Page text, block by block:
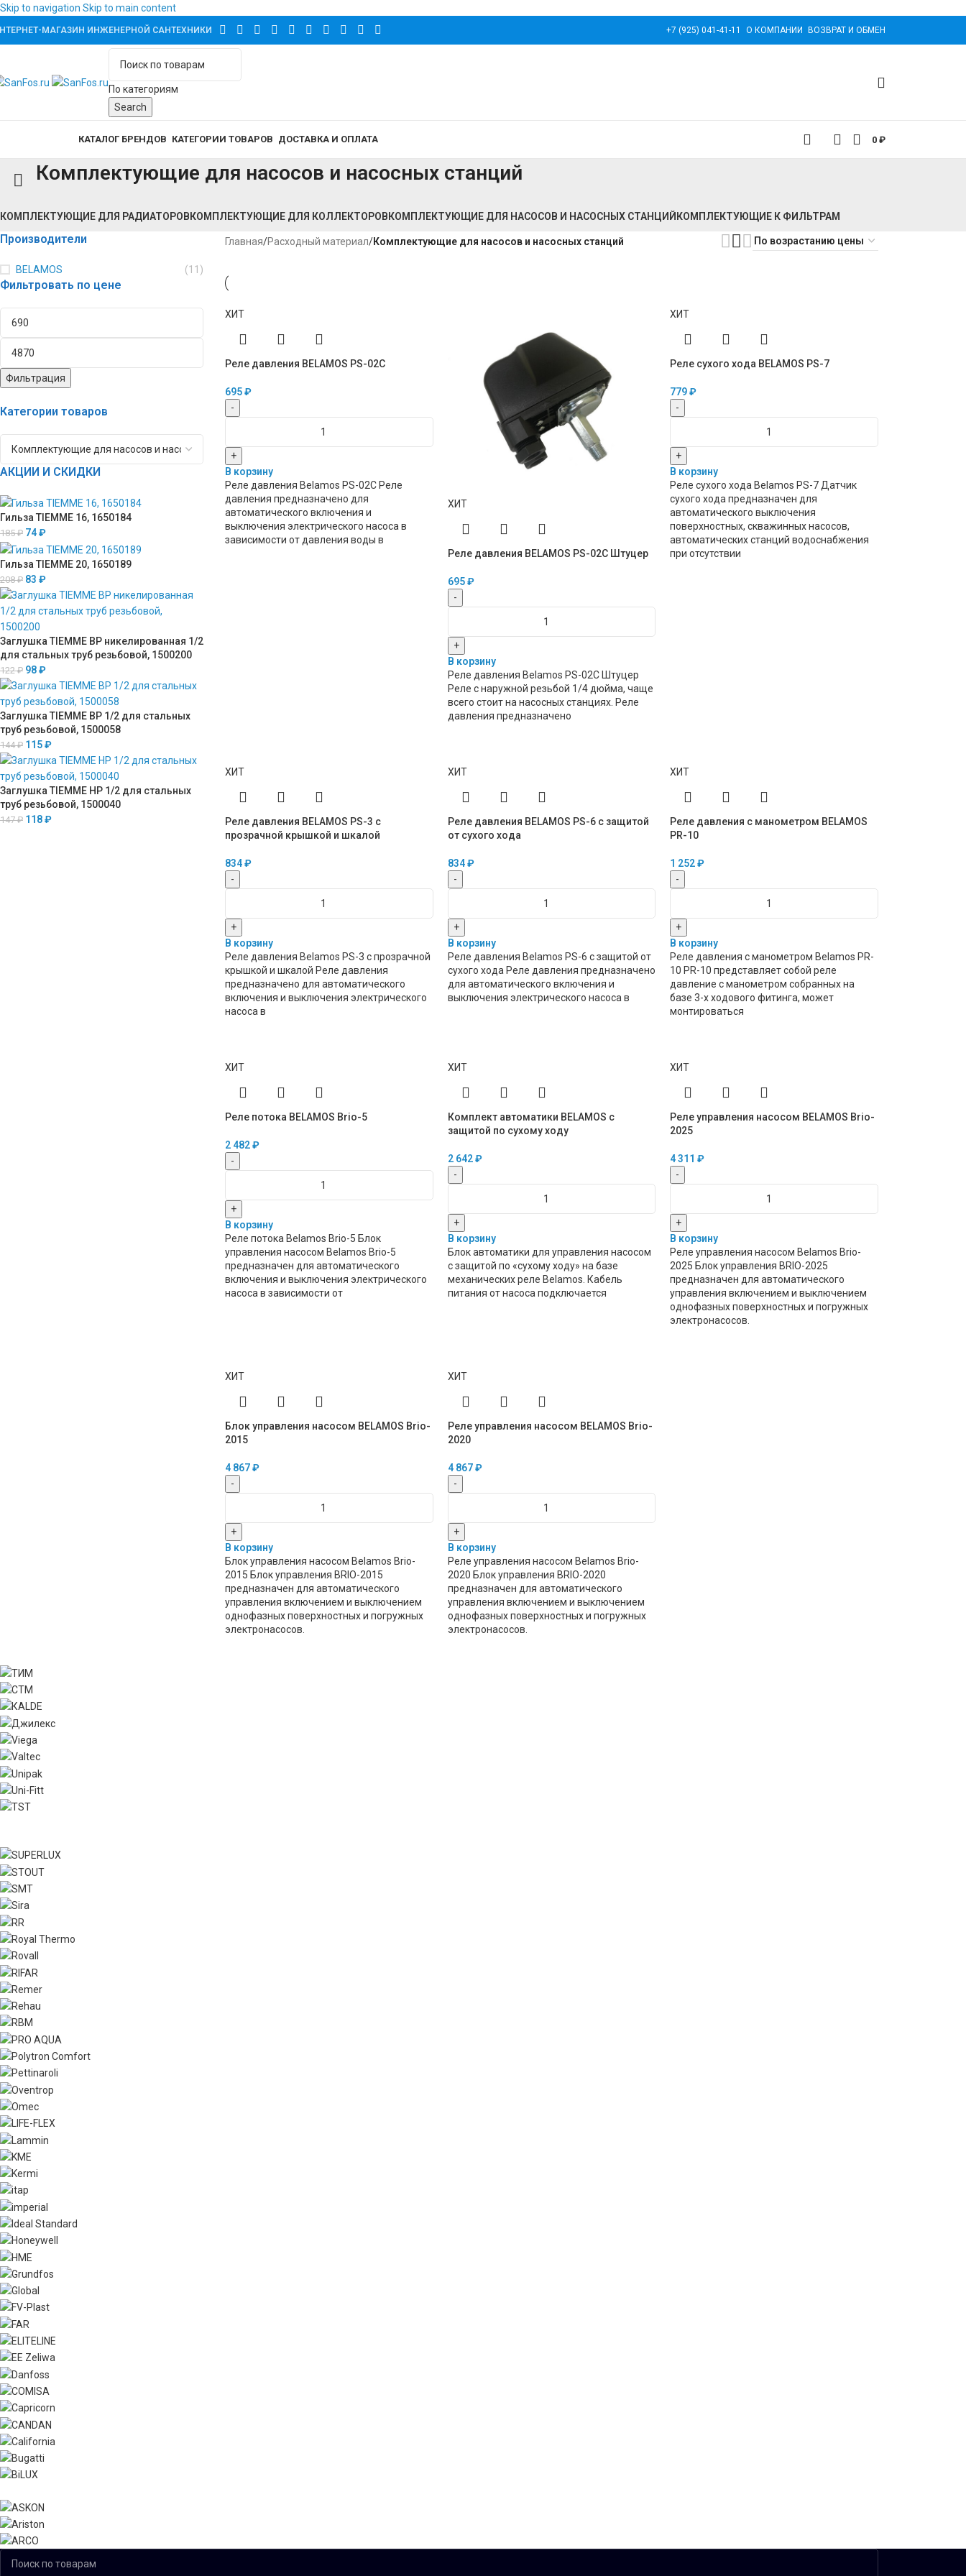
Skip to navigation Skip to main content
МАГАЗИН ИНЖЕНЕРНОЙ САНТЕХНИКИ +7 (925) 041-41-11 О КОМПАНИИ ВОЗВРАТ И ОБМЕН
По категориям
Search
КАТАЛОГ БРЕНДОВ КАТЕГОРИИ ТОВАРОВ ДОСТАВКА И ОПЛАТА 0 ₽
Комплектующие для насосов и насосных станций
КОМПЛЕКТУЮЩИЕ ДЛЯ РАДИАТОРОВКОМПЛЕКТУЮЩИЕ ДЛЯ КОЛЛЕКТОРОВКОМПЛЕКТУЮЩИЕ ДЛЯ НАСОСОВ И НАСОСНЫХ СТАНЦИЙКОМПЛЕКТУЮЩИЕ К ФИЛЬТРАМ
Производители
BELAMOS (11)
Фильтровать по цене
Фильтрация
Категории товаров
АКЦИИ И СКИДКИ
Гильза TIEMME 16, 1650184
185₽ 74₽
Гильза TIEMME 20, 1650189
208₽ 83 ₽
Заглушка TIEMME ВР никелированная 1/2
для стальных труб резьбовой, 1500200
122₽ 98₽
Заглушка TIEMME ВР 1/2 для стальных
труб резьбовой, 1500058
144₽ 115₽
Заглушка TIEMME НР 1/2 для стальных
труб резьбовой, 1500040
147₽ 118₽
Главная/Расходный материал/Комплектующие для насосов и насосных станций
ХИТ
Реле давления BELAMOS PS-02C
695₽
-
+
В корзину
Реле давления Belamos PS-02C Реле
давления предназначено для
автоматического включения и
выключения электрического насоса в
зависимости от давления воды в
ХИТ
Реле давления BELAMOS PS-02C Штуцер
695₽
-
+
В корзину
Реле давления Belamos PS-02C Штуцер
Реле с наружной резьбой 1/4 дюйма, чаще
всего стоит на насосных станциях. Реле
давления предназначено
ХИТ
Реле сухого хода BELAMOS PS-7
779₽
-
+
В корзину
Реле сухого хода Belamos PS-7 Датчик
сухого хода предназначен для
автоматического выключения
поверхностных, скважинных насосов,
автоматических станций водоснабжения
при отсутствии
ХИТ
Реле давления BELAMOS PS-3 с
прозрачной крышкой и шкалой
834₽
-
+
В корзину
Реле давления Belamos PS-3 с прозрачной
крышкой и шкалой Реле давления
предназначено для автоматического
включения и выключения электрического
насоса в
ХИТ
Реле давления BELAMOS PS-6 с защитой
от сухого хода
834₽
-
+
В корзину
Реле давления Belamos PS-6 с защитой от
сухого хода Реле давления предназначено
для автоматического включения и
выключения электрического насоса в
ХИТ
Реле давления с манометром BELAMOS
PR-10
1 252₽
-
+
В корзину
Реле давления с манометром Belamos PR-
10 PR-10 представляет собой реле
давление с манометром собранных на
базе 3-х ходового фитинга, может
монтироваться
ХИТ
Реле потока BELAMOS Brio-5
2 482₽
-
+
В корзину
Реле потока Belamos Brio-5 Блок
управления насосом Belamos Brio-5
предназначен для автоматического
включения и выключения электрического
насоса в зависимости от
ХИТ
Комплект автоматики BELAMOS с
защитой по сухому ходу
2 642₽
-
+
В корзину
Блок автоматики для управления насосом
с защитой по «сухому ходу» на базе
механических реле Belamos. Кабель
питания от насоса подключается
ХИТ
Реле управления насосом BELAMOS Brio-
2025
4 311₽
-
+
В корзину
Реле управления насосом Belamos Brio-
2025 Блок управления BRIO-2025
предназначен для автоматического
управления включением и выключением
однофазных поверхностных и погружных
электронасосов.
ХИТ
Блок управления насосом BELAMOS Brio-
2015
4 867₽
-
+
В корзину
Блок управления насосом Belamos Brio-
2015 Блок управления BRIO-2015
предназначен для автоматического
управления включением и выключением
однофазных поверхностных и погружных
электронасосов.
ХИТ
Реле управления насосом BELAMOS Brio-
2020
4 867₽
-
+
В корзину
Реле управления насосом Belamos Brio-
2020 Блок управления BRIO-2020
предназначен для автоматического
управления включением и выключением
однофазных поверхностных и погружных
электронасосов.